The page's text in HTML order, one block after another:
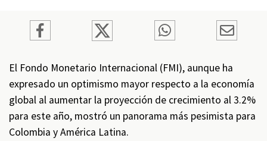
El Fondo Monetario Internacional (FMI), aunque ha
expresado un optimismo mayor respecto a la economía
global al aumentar la proyección de crecimiento al 3.2%
para este año, mostró un panorama más pesimista para
Colombia y América Latina.